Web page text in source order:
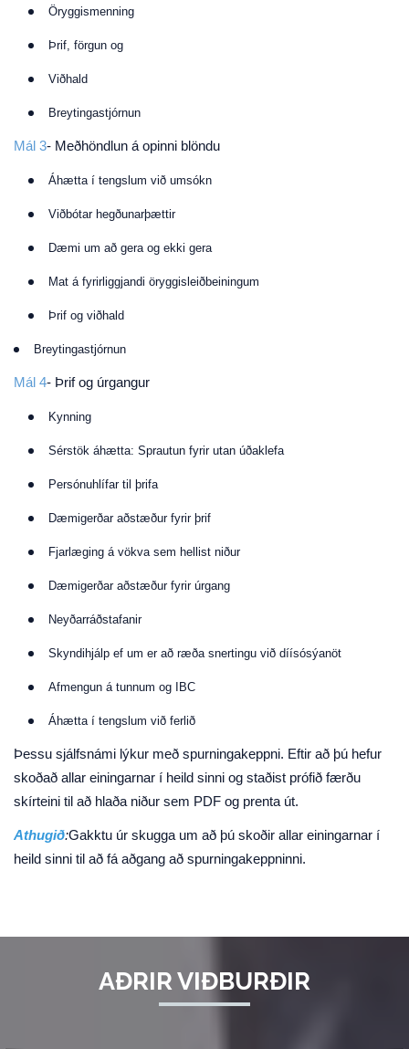
Öryggismenning
Þrif, förgun og
Viðhald
Breytingastjórnun
Mál 3- Meðhöndlun á opinni blöndu
Áhætta í tengslum við umsókn
Viðbótar hegðunarþættir
Dæmi um að gera og ekki gera
Mat á fyrirliggjandi öryggisleiðbeiningum
Þrif og viðhald
Breytingastjórnun
Mál 4- Þrif og úrgangur
Kynning
Sérstök áhætta: Sprautun fyrir utan úðaklefa
Persónuhlífar til þrifa
Dæmigerðar aðstæður fyrir þrif
Fjarlæging á vökva sem hellist niður
Dæmigerðar aðstæður fyrir úrgang
Neyðarráðstafanir
Skyndihjálp ef um er að ræða snertingu við díísósýanöt
Afmengun á tunnum og IBC
Áhætta í tengslum við ferlið
Þessu sjálfsnámi lýkur með spurningakeppni. Eftir að þú hefur
skoðað allar einingarnar í heild sinni og staðist prófið færðu
skírteini til að hlaða niður sem PDF og prenta út.
Athugið:Gakktu úr skugga um að þú skoðir allar einingarnar í
heild sinni til að fá aðgang að spurningakeppninni.
AÐRIR VIÐBURÐIR